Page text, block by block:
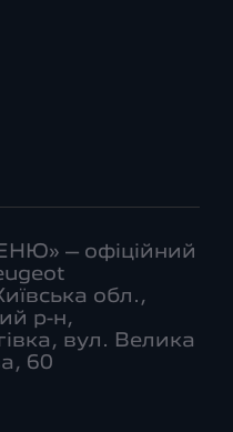
– офіційний
обл.,
р-н,
вул. Велика
60